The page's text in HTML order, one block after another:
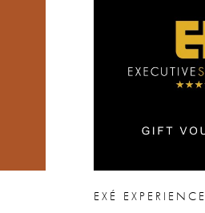
EXÉ EXPERIENCE